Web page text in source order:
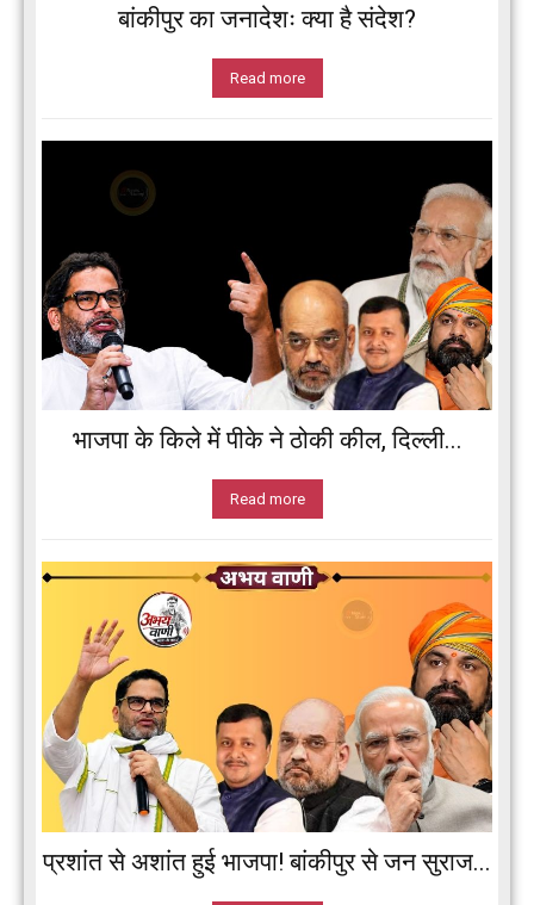
बांकीपुर का जनादेशः क्या है संदेश?
Read more
भाजपा के किले में पीके ने ठोकी कील, दिल्ली...
Read more
प्रशांत से अशांत हुई भाजपा! बांकीपुर से जन सुराज...